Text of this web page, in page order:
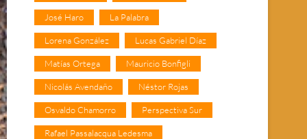
José Haro La Palabra
Lorena González Lucas Gabriel Díaz
Matías Ortega Mauricio Bonfigli
Nicolás Avendaño Néstor Rojas
Osvaldo Chamorro Perspectiva Sur
Rafael Passalacqua Ledesma